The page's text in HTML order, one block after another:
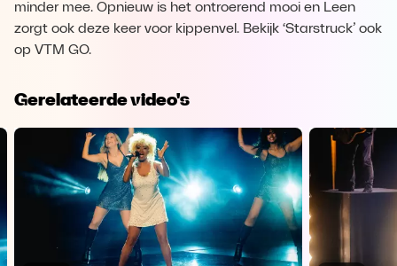
minder mee. Opnieuw is het ontroerend mooi en Leen
zorgt ook deze keer voor kippenvel. Bekijk ‘Starstruck’ ook
op VTM GO.
Gerelateerde video's